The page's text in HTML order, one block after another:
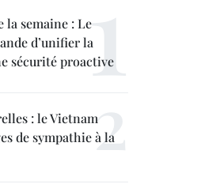
la semaine : Le
d’unifier la
sécurité proactive
: le Vietnam
de sympathie à la